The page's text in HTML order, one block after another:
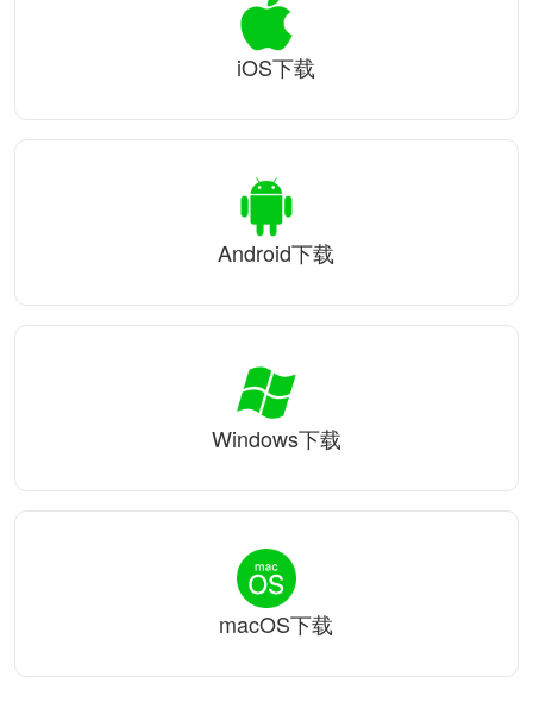
iOS下载
Android下载
Windows下载
macOS下载